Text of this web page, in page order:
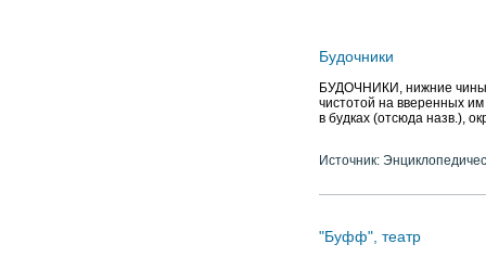
Будочники
БУДОЧНИКИ, нижние чины
чистотой на вверенных
в будках (отсюда назв.),
Источник:
"Буфф", театр